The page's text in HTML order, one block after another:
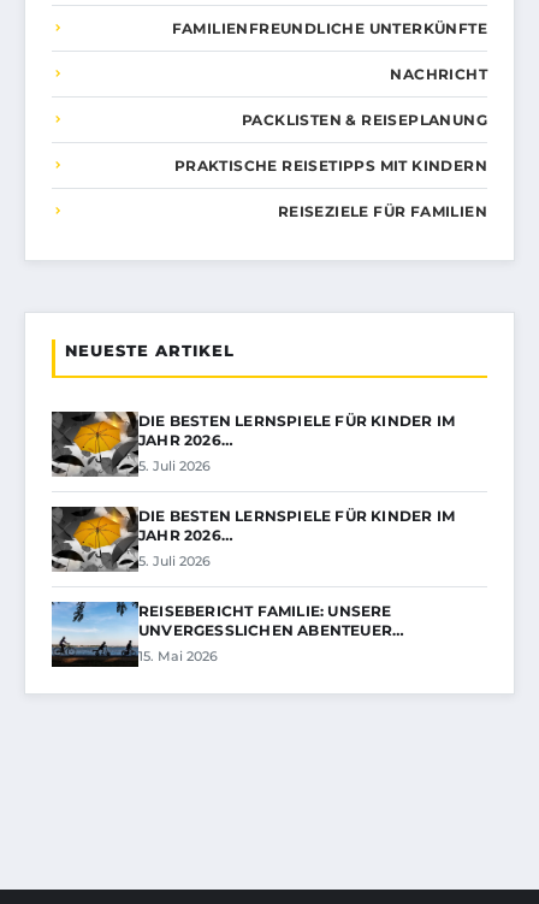
FAMILIENFREUNDLICHE UNTERKÜNFTE
NACHRICHT
PACKLISTEN & REISEPLANUNG
PRAKTISCHE REISETIPPS MIT KINDERN
REISEZIELE FÜR FAMILIEN
NEUESTE ARTIKEL
DIE BESTEN LERNSPIELE FÜR KINDER IM
JAHR 2026…
5. Juli 2026
DIE BESTEN LERNSPIELE FÜR KINDER IM
JAHR 2026…
5. Juli 2026
REISEBERICHT FAMILIE: UNSERE
UNVERGESSLICHEN ABENTEUER…
15. Mai 2026